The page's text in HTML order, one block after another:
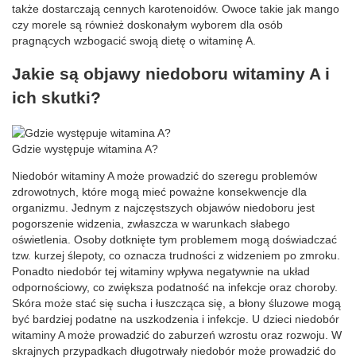
także dostarczają cennych karotenoidów. Owoce takie jak mango
czy morele są również doskonałym wyborem dla osób
pragnących wzbogacić swoją dietę o witaminę A.
Jakie są objawy niedoboru witaminy A i
ich skutki?
Gdzie występuje witamina A?
Niedobór witaminy A może prowadzić do szeregu problemów
zdrowotnych, które mogą mieć poważne konsekwencje dla
organizmu. Jednym z najczęstszych objawów niedoboru jest
pogorszenie widzenia, zwłaszcza w warunkach słabego
oświetlenia. Osoby dotknięte tym problemem mogą doświadczać
tzw. kurzej ślepoty, co oznacza trudności z widzeniem po zmroku.
Ponadto niedobór tej witaminy wpływa negatywnie na układ
odpornościowy, co zwiększa podatność na infekcje oraz choroby.
Skóra może stać się sucha i łuszcząca się, a błony śluzowe mogą
być bardziej podatne na uszkodzenia i infekcje. U dzieci niedobór
witaminy A może prowadzić do zaburzeń wzrostu oraz rozwoju. W
skrajnych przypadkach długotrwały niedobór może prowadzić do